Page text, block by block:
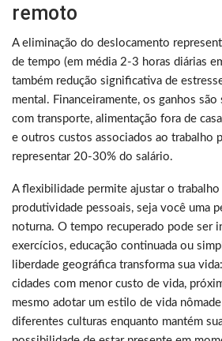
remoto
A eliminação do deslocamento
de tempo (em média 2-3 horas diárias
também redução significativa de
mental. Financeiramente, os ganhos
com transporte, alimentação fora de
e outros custos associados ao trabalho
representar 20-30% do salário.
A flexibilidade permite ajustar o
produtividade pessoais, seja você uma
noturna. O tempo recuperado pode ser
exercícios, educação continuada ou
liberdade geográfica transforma sua
cidades com menor custo de vida,
mesmo adotar um estilo de vida
diferentes culturas enquanto mantém